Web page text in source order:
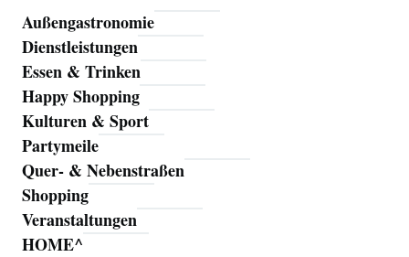
Außengastronomie
Dienstleistungen
Essen & Trinken
Happy Shopping
Kulturen & Sport
Partymeile
Quer- & Nebenstraßen
Shopping
Veranstaltungen
HOME^